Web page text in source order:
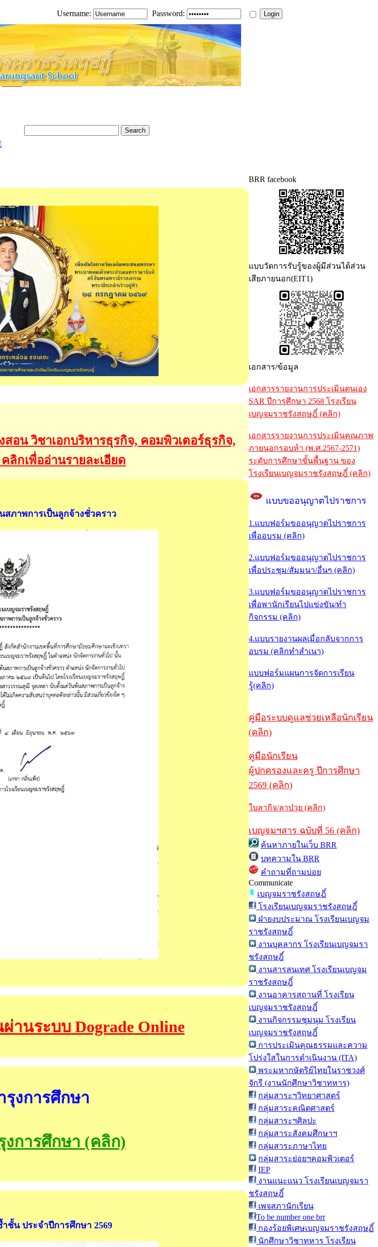
Username: Password:
อน วิชาเอกบริหารธุรกิจ, คอมพิวเตอร์ธุรกิจ,
ลิกเพื่ออ่านรายละเอียด
สภาพการเป็นลูกจ้างชั่วคราว
านระบบ Dograde Online
รุงการศึกษา
งการศึกษา (คลิก)
ชั้น ประจำปีการศึกษา 2569
BRR facebook
แบบวัดการรับรู้ของผู้มีส่วนได้ส่วน
เสียภายนอก(EIT1)
เอกสาร/ข้อมูล
เอกสารรายงานการประเมินตนเอง
SAR ปีการศึกษา 2568 โรงเรียน
เบญจมราชรังสฤษฎิ์ (คลิก)
เอกสารรายงานการประเมินคุณภาพ
ภายนอกรอบห้า (พ.ศ.2567-2571)
ระดับการศึกษาขั้นพื้นฐาน ของ
โรงเรียนเบญจมราชรังสฤษฎิ์ (คลิก)
แบบขออนุญาตไปราชการ
1.แบบฟอร์มขออนุญาตไปราชการ
เพื่ออบรม (คลิก)
2.แบบฟอร์มขออนุญาตไปราชการ
เพื่อประชุม/สัมมนา/อื่นๆ (คลิก)
3.แบบฟอร์มขออนุญาตไปราชการ
เพื่อพานักเรียนไปแข่งขัน/ทำ
กิจกรรม (คลิก)
4.แบบรายงานผลเมื่อกลับจากการ
อบรม (คลิกทำสำเนา)
แบบฟอร์มแผนการจัดการเรียน
รู้(คลิก)
คู่มือระบบดูแลช่วยเหลือนักเรียน
(คลิก)
คู่มือนักเรียน
ผู้ปกครองและครู ปีการศึกษา
2569 (คลิก)
ใบลากิจ/ลาป่วย (คลิก)
เบญจมฯสาร ฉบับที่ 56 (คลิก)
ค้นหาภายในเว็บ BRR
บทความใน BRR
คำถามที่ถามบ่อย
Communicate
เบญจมราชรังสฤษฎิ์
โรงเรียนเบญจมราชรังสฤษฎิ์
ฝ่ายงบประมาณ โรงเรียนเบญจม
ราชรังสฤษฎิ์
งานบุคลากร โรงเรียนเบญจมรา
ชรังสฤษฎิ์
งานสารสนเทศ โรงเรียนเบญจม
ราชรังสฤษฎิ์
งานอาคารสถานที่ โรงเรียน
เบญจมราชรังสฤษฎิ์
งานกิจกรรมชุมนุม โรงเรียน
เบญจมราชรังสฤษฎิ์
การประเมินคุณธรรมและความ
โปร่งใสในการดำเนินงาน (ITA)
พระมหากษัตริย์ไทยในราชวงศ์
จักรี (งานนักศึกษาวิชาทหาร)
กลุ่มสาระฯวิทยาศาสตร์
กลุ่มสาระคณิตศาสตร์
กลุ่มสาระฯศิลปะ
กลุ่มสาระสังคมศึกษาฯ
กลุ่มสาระภาษาไทย
กลุ่มสาระย่อยฯคอมพิวเตอร์
IEP
งานแนะแนว โรงเรียนเบญจมรา
ชรังสฤษฎิ์
เพจสภานักเรียน
To be number one brr
กองร้อยพิเศษเบญจมราชรังสฤษฏิ์
นักศึกษาวิชาทหาร โรงเรียน